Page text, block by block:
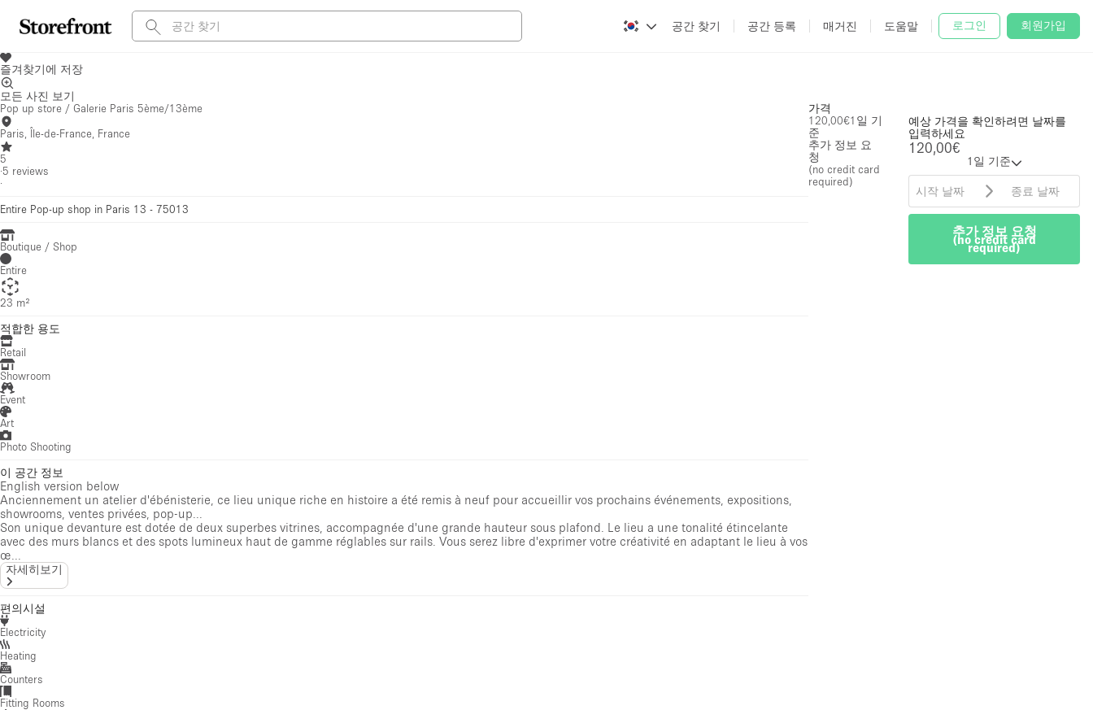
공간 찾기 공간 등록 매거진 도움말 로그인 회원가입
즐겨찾기에 저장
모든 사진 보기
예상 가격을 확인하려면 날짜를
입력하세요
120,00€
1일 기준
추가 정보 요청
(no credit card
required)
가격
120,00€1일 기
준
추가 정보 요
청
(no credit card
required)
Pop up store / Galerie Paris 5ème/13ème
Paris, Île-de-France, France
5
·5 reviews
·
Entire Pop-up shop in Paris 13 - 75013
Boutique / Shop
Entire
23 m²
적합한 용도
Retail
Showroom
Event
Art
Photo Shooting
이 공간 정보
English version below
Anciennement un atelier d'ébénisterie, ce lieu unique riche en histoire a été remis à neuf pour accueillir vos prochains événements, expositions,
showrooms, ventes privées, pop-up...
Son unique devanture est dotée de deux superbes vitrines, accompagnée d'une grande hauteur sous plafond. Le lieu a une tonalité étincelante
avec des murs blancs et des spots lumineux haut de gamme réglables sur rails. Vous serez libre d'exprimer votre créativité en adaptant le lieu à vos
œ...
자세히보기
편의시설
Electricity
Heating
Counters
Fitting Rooms